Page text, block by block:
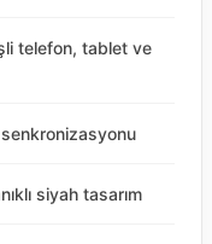
telefon, tablet ve
siyah tasarım